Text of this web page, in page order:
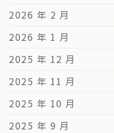
2026 年 2 月
2026 年 1 月
2025 年 12 月
2025 年 11 月
2025 年 10 月
2025 年 9 月